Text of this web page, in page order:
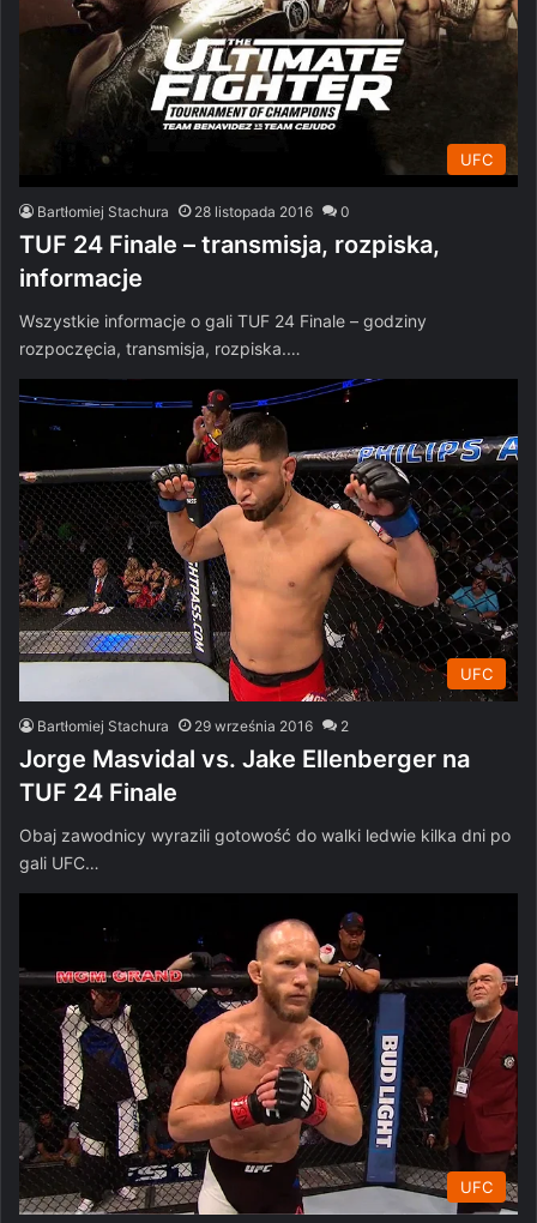
UFC
Bartłomiej Stachura 28 listopada 2016 0
TUF 24 Finale – transmisja, rozpiska,
informacje
Wszystkie informacje o gali TUF 24 Finale – godziny
rozpoczęcia, transmisja, rozpiska.…
UFC
Bartłomiej Stachura 29 września 2016 2
Jorge Masvidal vs. Jake Ellenberger na
TUF 24 Finale
Obaj zawodnicy wyrazili gotowość do walki ledwie kilka dni po
gali UFC…
UFC